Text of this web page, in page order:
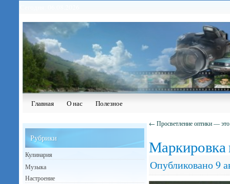
Главная О нас Полезное
← Просветление оптики —
Маркировка
Опубликовано9
Рубрики
Кулинария
Музыка
Настроение